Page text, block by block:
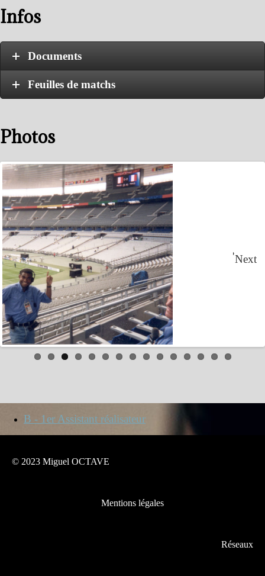
Infos
Documents
Feuilles de matchs
Photos
Next
B - 1er Assistant réalisateur
© 2023 Miguel OCTAVE
Mentions légales
Réseaux